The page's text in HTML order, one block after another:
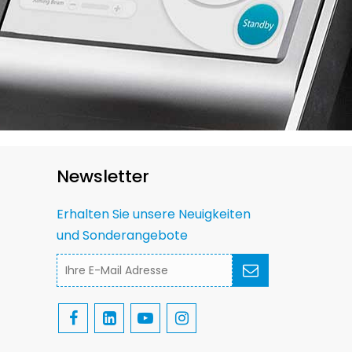
Newsletter
Erhalten Sie unsere Neuigkeiten
und Sonderangebote